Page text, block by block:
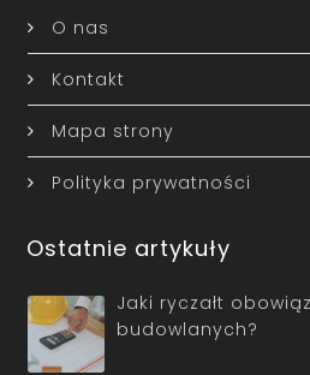
O nas
Kontakt
Mapa strony
Polityka prywatności
Ostatnie artykuły
Jaki ryczałt
budowlanych?